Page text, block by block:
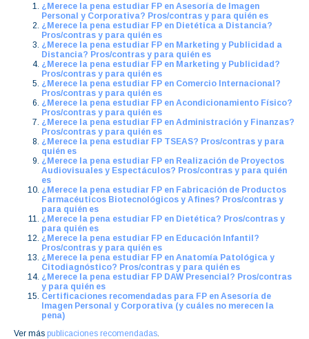
¿Merece la pena estudiar FP en Asesoría de Imagen
Personal y Corporativa? Pros/contras y para quién es
¿Merece la pena estudiar FP en Dietética a Distancia?
Pros/contras y para quién es
¿Merece la pena estudiar FP en Marketing y Publicidad a
Distancia? Pros/contras y para quién es
¿Merece la pena estudiar FP en Marketing y Publicidad?
Pros/contras y para quién es
¿Merece la pena estudiar FP en Comercio Internacional?
Pros/contras y para quién es
¿Merece la pena estudiar FP en Acondicionamiento Físico?
Pros/contras y para quién es
¿Merece la pena estudiar FP en Administración y Finanzas?
Pros/contras y para quién es
¿Merece la pena estudiar FP TSEAS? Pros/contras y para
quién es
¿Merece la pena estudiar FP en Realización de Proyectos
Audiovisuales y Espectáculos? Pros/contras y para quién
es
¿Merece la pena estudiar FP en Fabricación de Productos
Farmacéuticos Biotecnológicos y Afines? Pros/contras y
para quién es
¿Merece la pena estudiar FP en Dietética? Pros/contras y
para quién es
¿Merece la pena estudiar FP en Educación Infantil?
Pros/contras y para quién es
¿Merece la pena estudiar FP en Anatomía Patológica y
Citodiagnóstico? Pros/contras y para quién es
¿Merece la pena estudiar FP DAW Presencial? Pros/contras
y para quién es
Certificaciones recomendadas para FP en Asesoría de
Imagen Personal y Corporativa (y cuáles no merecen la
pena)
Ver más publicaciones recomendadas.